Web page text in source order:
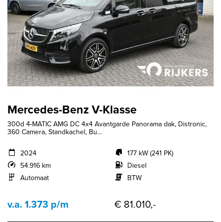
Mercedes-Benz V-Klasse
300d 4-MATIC AMG DC 4x4 Avantgarde Panorama dak, Distronic,
360 Camera, Standkachel, Bu...
2024
54.916 km
Automaat
177 kW (241 PK)
Diesel
BTW
v.a. 1.373 p/m € 81.010,-